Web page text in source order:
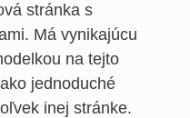
stránka s
Má vynikajúcu
na tejto
jednoduché
inej stránke.